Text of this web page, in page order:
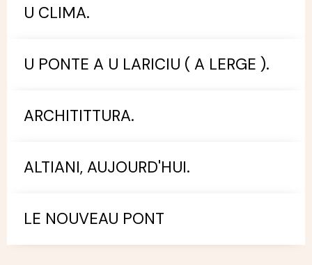
U CLIMA.
U PONTE A U LARICIU ( A LERGE ).
ARCHITITTURA.
ALTIANI, AUJOURD'HUI.
LE NOUVEAU PONT